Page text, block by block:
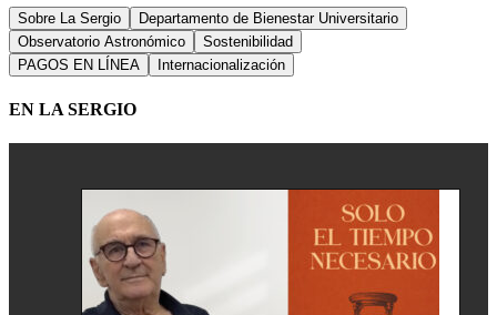
Sobre La Sergio
Departamento de Bienestar Universitario
Observatorio Astronómico
Sostenibilidad
PAGOS EN LÍNEA
Internacionalización
EN LA SERGIO